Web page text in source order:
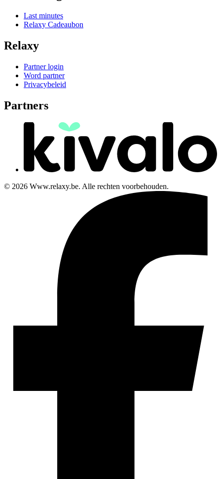
Last minutes
Relaxy Cadeaubon
Relaxy
Partner login
Word partner
Privacybeleid
Partners
© 2026 Www.relaxy.be. Alle rechten voorbehouden.